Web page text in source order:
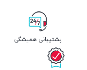
پشتیبانی همیشگی